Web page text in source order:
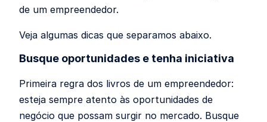
de um empreendedor.
Veja algumas dicas que separamos abaixo.
Busque oportunidades e tenha iniciativa
Primeira regra dos livros de um empreendedor:
esteja sempre atento às oportunidades de
negócio que possam surgir no mercado. Busque